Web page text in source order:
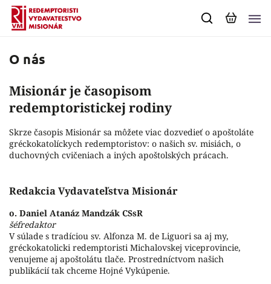
O nás
Misionár je časopisom
redemptoristickej rodiny
Skrze časopis Misionár sa môžete viac dozvedieť o apoštoláte
gréckokatolíckych redemptoristov: o našich sv. misiách, o
duchovných cvičeniach a iných apoštolských prácach.
Redakcia Vydavateľstva Misionár
o. Daniel Atanáz Mandzák CSsR
šéfredaktor
V súlade s tradíciou sv. Alfonza M. de Liguori sa aj my,
gréckokatolicki redemptoristi Michalovskej viceprovincie,
venujeme aj apoštolátu tlače. Prostredníctvom našich
publikácií tak chceme Hojné Vykúpenie.